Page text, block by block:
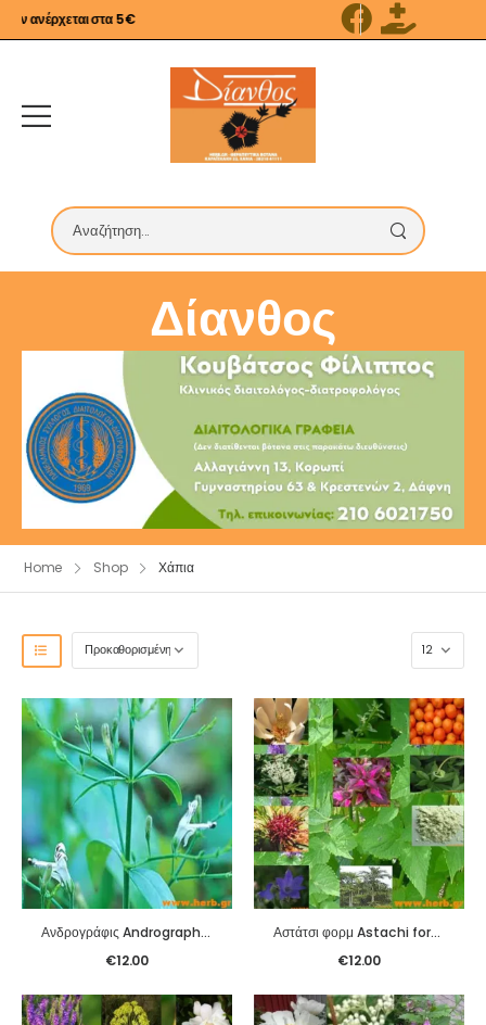
ανέρχεται στα 5€
Δίανθος
Home Shop Χάπια
Ανδρογράφις Andrographis tablets (Chuan Xin Lian Pian)
€12.00
Αστάτσι φορμ Astachi form (Huo Xiang Zheng Qi Pian)
€12.00